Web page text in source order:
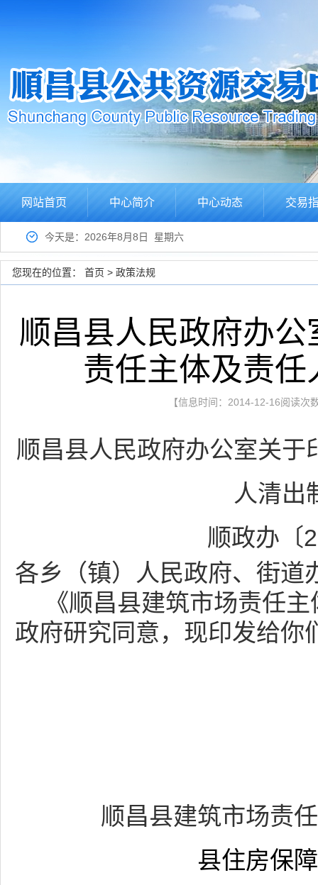
网站首页 中心简介 中心动态 交易
今天是：2026年8月8日 星期六
您现在的位置： 首页 > 政策法规
顺昌县人民政府办
责任主体及责
【信息时间：2014-12-16阅读次
顺昌县人民政府办公室关于
人清出
顺政办
各乡（镇）人民政府、街道
《顺昌县建筑市场责任
政府研究同意，现印发给你
顺昌县建筑市场责
县住房保